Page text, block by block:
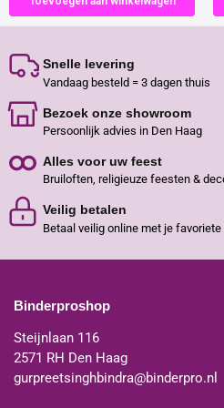
Snelle levering
Vandaag besteld = 3 dagen thuis
Bezoek onze showroom
Persoonlijk advies in Den Haag
Alles voor uw feest
Bruiloften, religieuze feesten &
Veilig betalen
Betaal veilig online met je
Binderproshop
Steijnlaan 116
2571 RH Den Haag
gurpreetsinghbindra@binderpro.nl